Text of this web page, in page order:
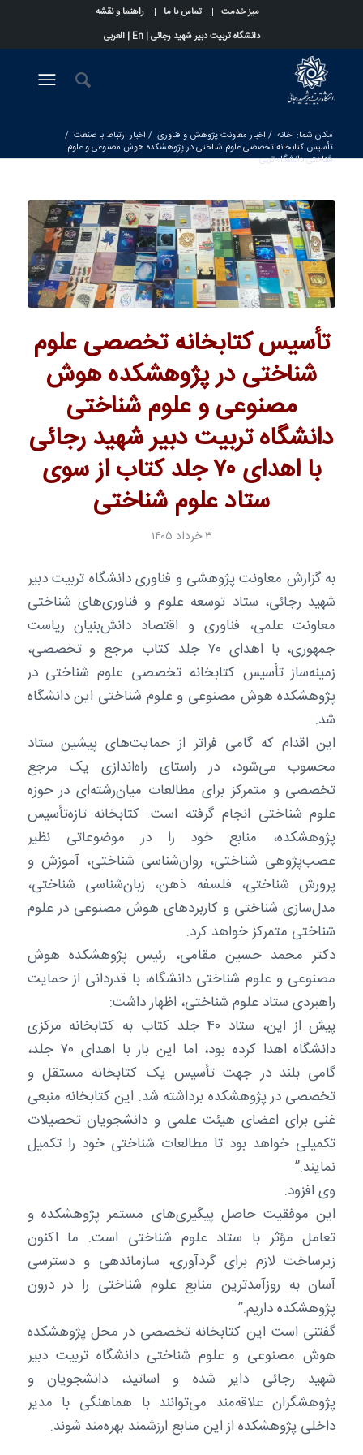
میز خدمت تماس با ما
راهنما و نقشه
دانشگاه تربیت دبیر شهید رجائی |En
|العربی
مکان شما: خانه / اخبار معاونت پژوهش و فناوری / اخبار ارتباط با صنعت /
تأسیس کتابخانه تخصصی علوم شناختی در پژوهشکده هوش مصنوعی و علوم
شناختی دانشگاه تربی...
تأسیس کتابخانه تخصصی علوم
شناختی در پژوهشکده هوش
مصنوعی و علوم شناختی
دانشگاه تربیت دبیر شهید رجائی
با اهدای ۷۰ جلد کتاب از سوی
ستاد علوم شناختی
۳ خرداد ۱۴۰۵
به گزارش معاونت پژوهشی و فناوری دانشگاه تربیت دبیر
شهید رجائی، ستاد توسعه علوم و فناوری‌های شناختی
معاونت علمی، فناوری و اقتصاد دانش‌بنیان ریاست
جمهوری، با اهدای ۷۰ جلد کتاب مرجع و تخصصی،
زمینه‌ساز تأسیس کتابخانه تخصصی علوم شناختی در
پژوهشکده هوش مصنوعی و علوم شناختی این دانشگاه
شد.
این اقدام که گامی فراتر از حمایت‌های پیشین ستاد
محسوب می‌شود، در راستای راه‌اندازی یک مرجع
تخصصی و متمرکز برای مطالعات میان‌رشته‌ای در حوزه
علوم شناختی انجام گرفته است. کتابخانه تازه‌تأسیس
پژوهشکده، منابع خود را در موضوعاتی نظیر
عصب‌پژوهی شناختی، روان‌شناسی شناختی، آموزش و
پرورش شناختی، فلسفه ذهن، زبان‌شناسی شناختی،
مدل‌سازی شناختی و کاربردهای هوش مصنوعی در علوم
شناختی متمرکز خواهد کرد.
دکتر محمد حسین مقامی، رئیس پژوهشکده هوش
مصنوعی و علوم شناختی دانشگاه، با قدردانی از حمایت
راهبردی ستاد علوم شناختی، اظهار داشت:
پیش از این، ستاد ۴۰ جلد کتاب به کتابخانه مرکزی
دانشگاه اهدا کرده بود، اما این بار با اهدای ۷۰ جلد،
گامی بلند در جهت تأسیس یک کتابخانه مستقل و
تخصصی در پژوهشکده برداشته شد. این کتابخانه منبعی
غنی برای اعضای هیئت علمی و دانشجویان تحصیلات
تکمیلی خواهد بود تا مطالعات شناختی خود را تکمیل
نمایند.”
وی افزود:
این موفقیت حاصل پیگیری‌های مستمر پژوهشکده و
تعامل مؤثر با ستاد علوم شناختی است. ما اکنون
زیرساخت لازم برای گردآوری، سازماندهی و دسترسی
آسان به روزآمدترین منابع علوم شناختی را در درون
پژوهشکده داریم.”
گفتنی است این کتابخانه تخصصی در محل پژوهشکده
هوش مصنوعی و علوم شناختی دانشگاه تربیت دبیر
شهید رجائی دایر شده و اساتید، دانشجویان و
پژوهشگران علاقه‌مند می‌توانند با هماهنگی با مدیر
داخلی پژوهشکده از این منابع ارزشمند بهره‌مند شوند.